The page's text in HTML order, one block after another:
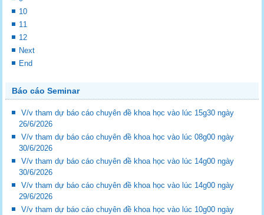
10
11
12
Next
End
Báo cáo Seminar
V/v tham dự báo cáo chuyên đề khoa học vào lúc 15g30 ngày
26/6/2026
V/v tham dự báo cáo chuyên đề khoa học vào lúc 08g00 ngày
30/6/2026
V/v tham dự báo cáo chuyên đề khoa học vào lúc 14g00 ngày
30/6/2026
V/v tham dự báo cáo chuyên đề khoa học vào lúc 14g00 ngày
29/6/2026
V/v tham dự báo cáo chuyên đề khoa học vào lúc 10g00 ngày